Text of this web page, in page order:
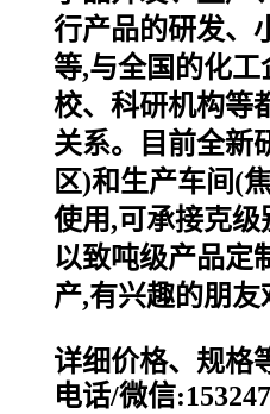
行产品的研发、
等,与全国的化
校、科研机构等
关系。目前全新
区)和生产车间(
使用,可承接克
以致吨级产品定
产,有兴趣的朋
详细价格、规格
电话/微信